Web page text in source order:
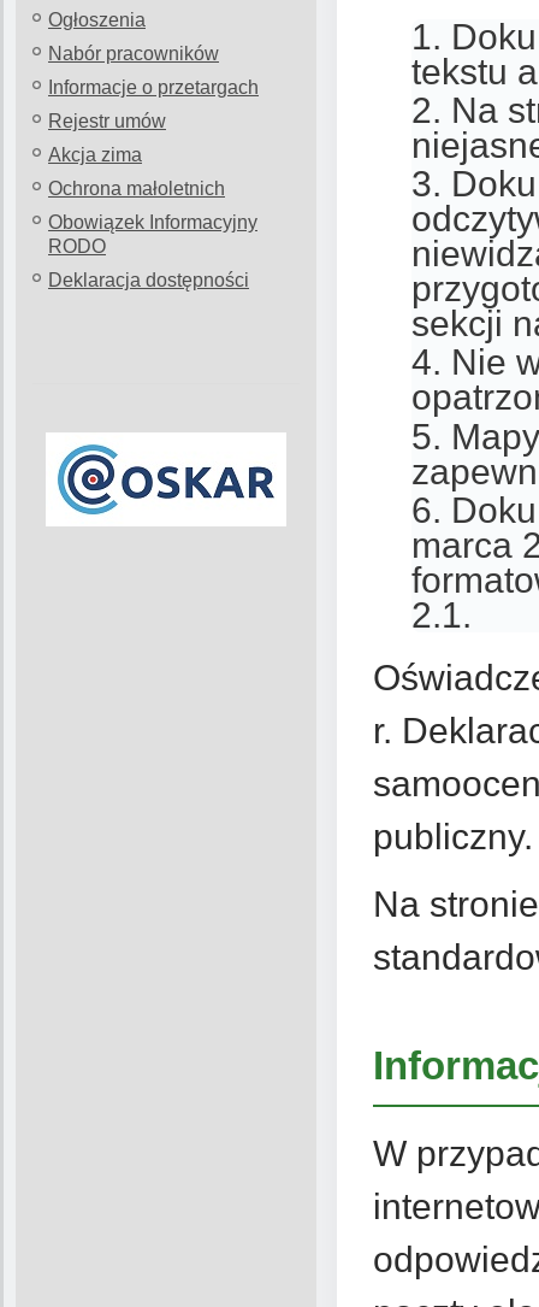
Ogłoszenia
Nabór pracowników
Informacje o przetargach
Rejestr umów
Akcja zima
Ochrona małoletnich
Obowiązek Informacyjny
RODO
Deklaracja dostępności
tekstu
Na
sekcji
Nie
marca
2.1.
r.
publiczny.
Na
W